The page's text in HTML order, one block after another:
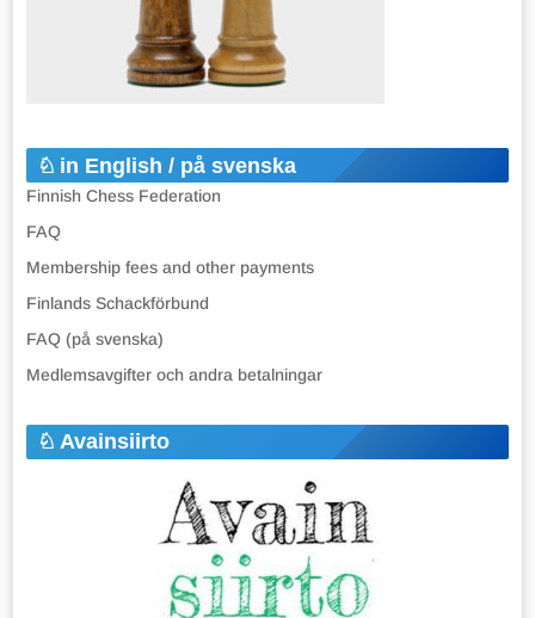
in English / på svenska
Finnish Chess Federation
FAQ
Membership fees and other payments
Finlands Schackförbund
FAQ (på svenska)
Medlemsavgifter och andra betalningar
Avainsiirto